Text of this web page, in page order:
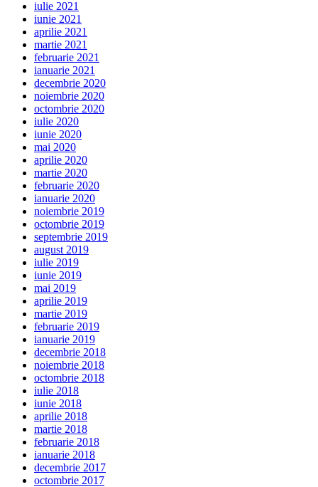
iulie 2021
iunie 2021
aprilie 2021
martie 2021
februarie 2021
ianuarie 2021
decembrie 2020
noiembrie 2020
octombrie 2020
iulie 2020
iunie 2020
mai 2020
aprilie 2020
martie 2020
februarie 2020
ianuarie 2020
noiembrie 2019
octombrie 2019
septembrie 2019
august 2019
iulie 2019
iunie 2019
mai 2019
aprilie 2019
martie 2019
februarie 2019
ianuarie 2019
decembrie 2018
noiembrie 2018
octombrie 2018
iulie 2018
iunie 2018
aprilie 2018
martie 2018
februarie 2018
ianuarie 2018
decembrie 2017
octombrie 2017